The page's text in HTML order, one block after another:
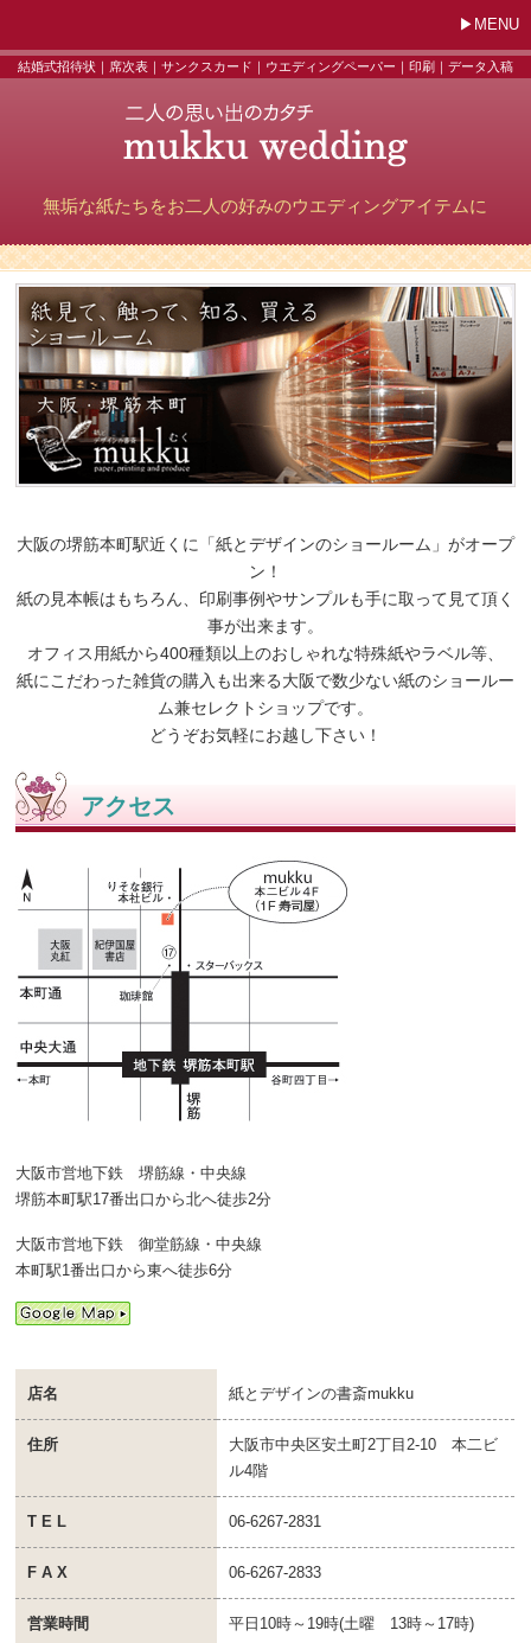
MENU
結婚式招待状｜席次表｜サンクスカード｜ウエディングペーパー｜印刷｜データ入稿
無垢な紙たちをお二人の好みのウエディングアイテムに
大阪の堺筋本町駅近くに「紙とデザインのショールーム」がオープ
ン！
紙の見本帳はもちろん、印刷事例やサンプルも手に取って見て頂く
事が出来ます。
オフィス用紙から400種類以上のおしゃれな特殊紙やラベル等、
紙にこだわった雑貨の購入も出来る大阪で数少ない紙のショールー
ム兼セレクトショップです。
どうぞお気軽にお越し下さい！
アクセス
大阪市営地下鉄 堺筋線・中央線
堺筋本町駅17番出口から北へ徒歩2分
大阪市営地下鉄 御堂筋線・中央線
本町駅1番出口から東へ徒歩6分
店名 紙とデザインの書斎mukku
住所
大阪市中央区安土町2丁目2-10 本二ビ
ル4階
T E L 06-6267-2831
F A X 06-6267-2833
営業時間 平日10時～19時(土曜 13時～17時)